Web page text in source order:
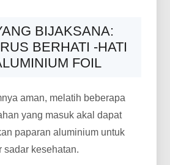
BIJAKSANA:
BERHATI -HATI
FOIL
aman, melatih beberapa
yang masuk akal dapat
paparan aluminium untuk
sadar kesehatan.